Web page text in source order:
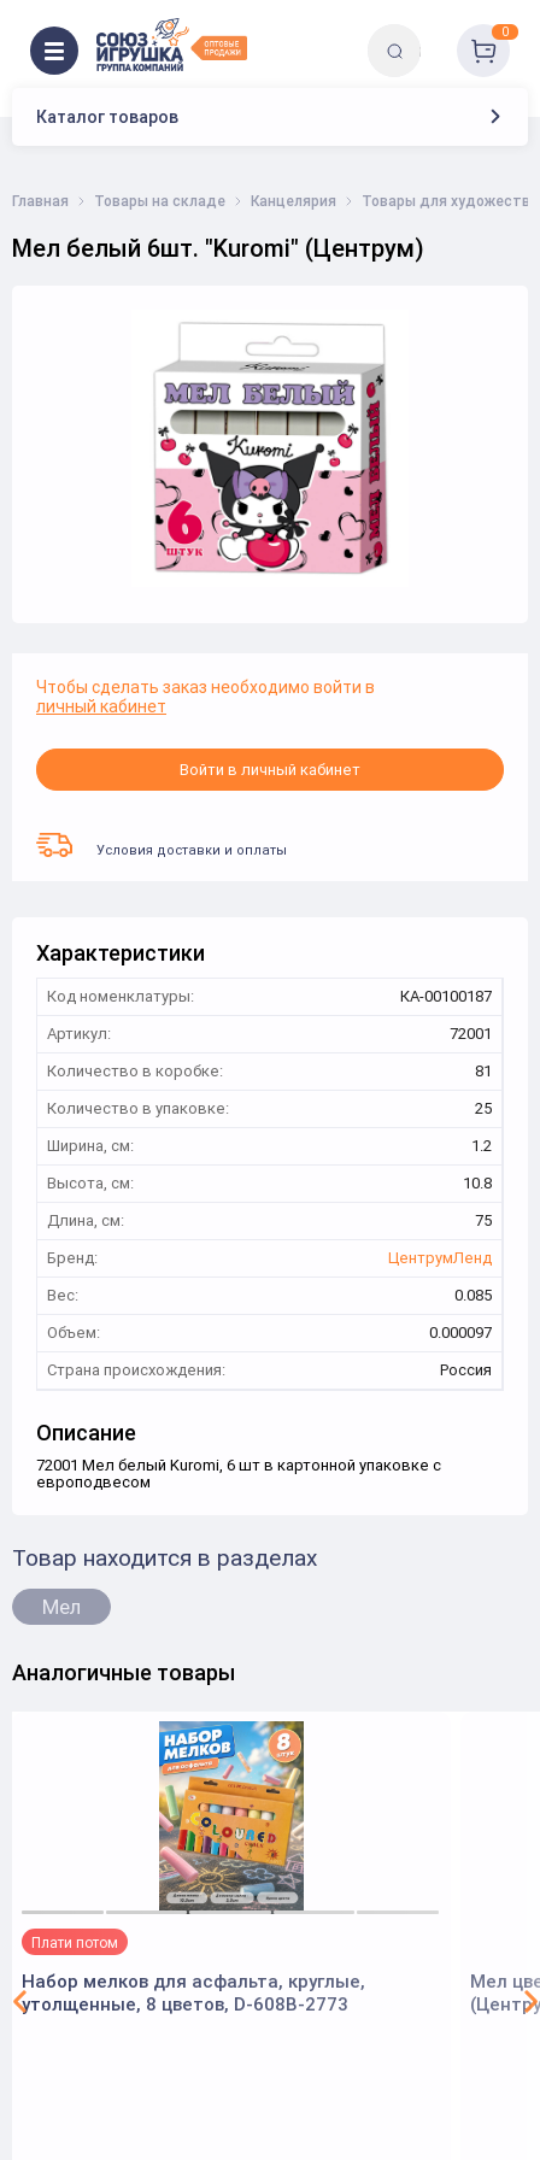
Каталог товаров
0
Главная Товары на складе Канцелярия Товары для
Мел белый 6шт. "Kuromi" (Центрум)
Чтобы сделать заказ необходимо войти в
личный кабинет
Войти в личный кабинет
Условия доставки и оплаты
Характеристики
Код номенклатуры:
КА-00100187
Артикул:
72001
Количество в коробке:
81
Количество в упаковке:
25
Ширина, см:
1.2
Высота, см:
10.8
Длина, см:
75
Бренд:
ЦентрумЛенд
Вес:
0.085
Объем:
0.000097
Страна происхождения:
Россия
Описание
72001 Мел белый Kuromi, 6 шт в картонной упаковке с
европодвесом
Товар находится в разделах
Мел
Аналогичные товары
Плати потом
Набор мелков для асфальта, круглые,
утолщенные, 8 цветов, D-608B-2773
Мел